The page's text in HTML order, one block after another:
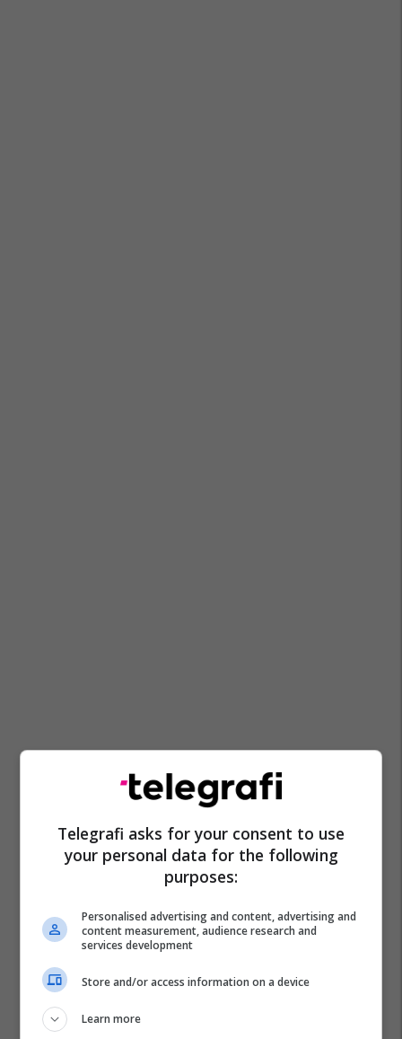
Britani E Madhe Sajid Javid Brexit
Telegrafi asks for your consent to use
your personal data for the following
purposes:
Personalised advertising and content, advertising and
content measurement, audience research and
services development
Store and/or access information on a device
Learn more